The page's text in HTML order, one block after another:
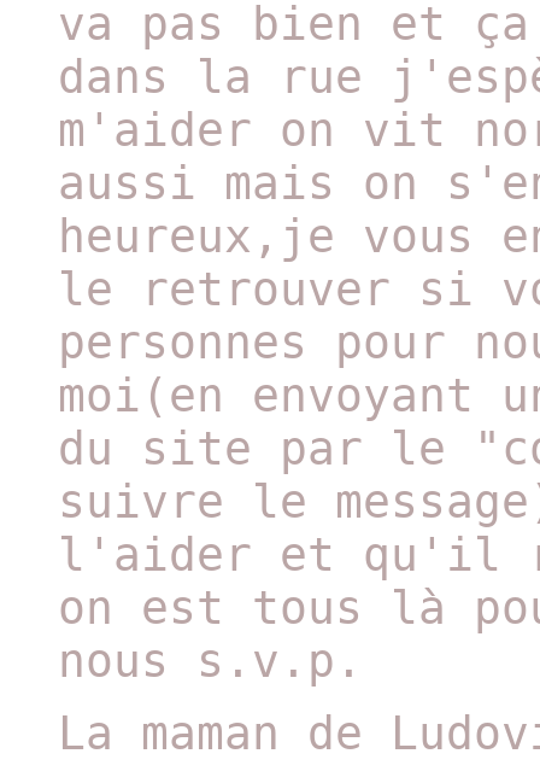
va pas bien et
dans la rue
m'aider on vit
aussi mais on
heureux,je vous
le retrouver si
personnes pour
moi(en envoyant
du site par le
suivre le
l'aider et qu'il
on est tous là
nous s.v.p.
La maman de